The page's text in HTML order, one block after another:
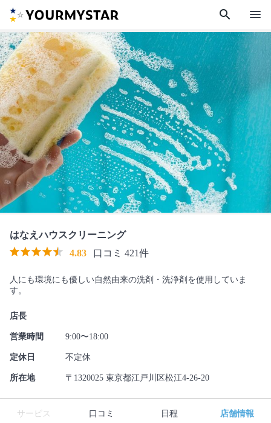
search menu
はなえハウスクリーニング
4.83
口コミ 421件
人にも環境にも優しい自然由来の洗剤・洗浄剤を使用していま
す。
店長
営業時間 9:00〜18:00
定休日 不定休
所在地 〒1320025 東京都江戸川区松江4-26-20
サービス 口コミ 日程 店舗情報